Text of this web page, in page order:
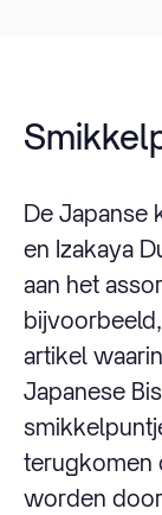
De Japanse
en Izakaya
aan het
artikel
Japanese
terugkomen
worden